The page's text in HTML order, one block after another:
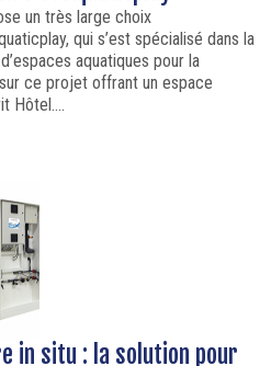
un très large choix
qui s’est spécialisé dans la
aquatiques pour la
ce projet offrant un espace
Hôtel....
in situ : la solution pour